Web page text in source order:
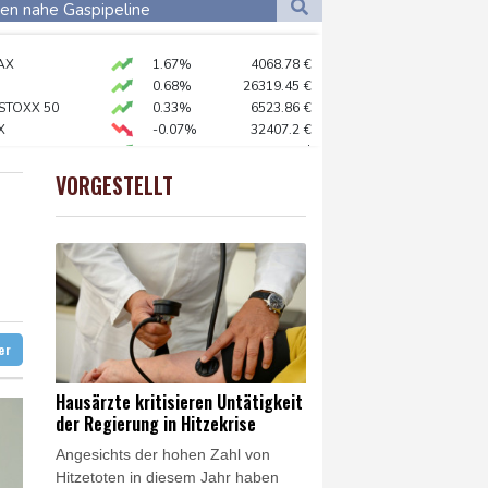
Dortmund
27 °C
nahe Gaspipeline
Winter
als Staatschef
1.67% 4068.78 €
0.68% 26319.45 €
50
0.33% 6523.86 €
-0.07% 32407.2 €
$
0.51%
0.32%
VORGESTELLT
Hausärzte kritisieren Untätigkeit
der Regierung in Hitzekrise
Angesichts der hohen Zahl von
Hitzetoten in diesem Jahr haben